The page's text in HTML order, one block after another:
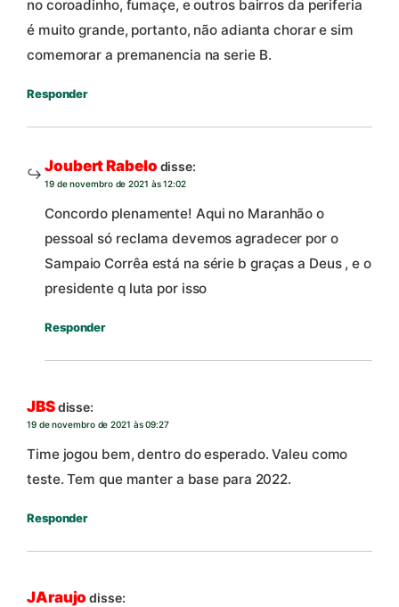
no coroadinho, fumaçe, e outros bairros da periferia
é muito grande, portanto, não adianta chorar e sim
comemorar a premanencia na serie B.
Responder
Joubert Rabelo disse:
19 de novembro de 2021 às 12:02
Concordo plenamente! Aqui no Maranhão o
pessoal só reclama devemos agradecer por o
Sampaio Corrêa está na série b graças a Deus , e o
presidente q luta por isso
Responder
JBSdisse:
19 de novembro de 2021 às 09:27
Time jogou bem, dentro do esperado. Valeu como
teste. Tem que manter a base para 2022.
Responder
JAraujo disse: